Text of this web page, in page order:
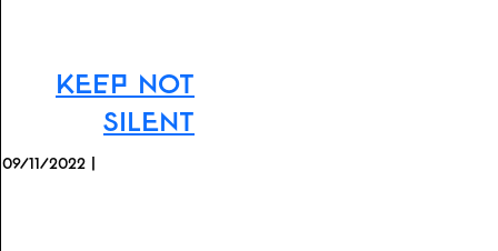
Keep Not
Silent
09/11/2022 |